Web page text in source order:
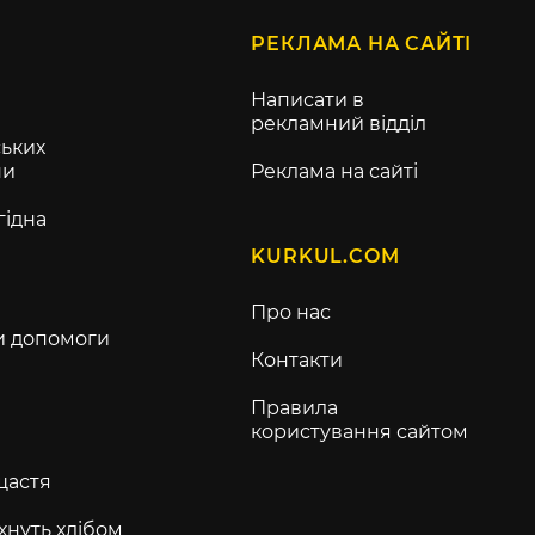
допомоги
хлібом
РЕКЛАМА НА САЙТІ
Написати в
рекламний відділ
Реклама на сайті
KURKUL.COM
Про нас
Контакти
Правила
користування сайтом